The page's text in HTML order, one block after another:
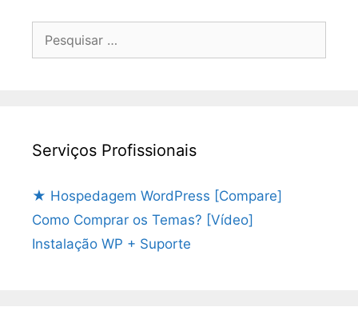
Serviços Profissionais
★ Hospedagem WordPress [Compare]
Como Comprar os Temas? [Vídeo]
Instalação WP + Suporte